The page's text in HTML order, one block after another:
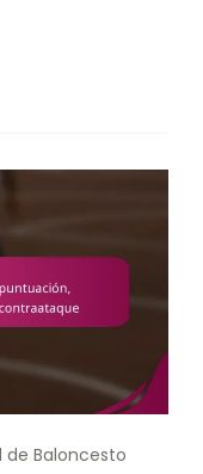
de Baloncesto